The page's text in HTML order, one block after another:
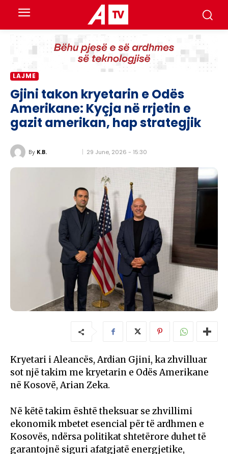
LAJME
Gjini takon kryetarin e Odës
Amerikane: Kyçja në rrjetin e
gazit amerikan, hap strategjik
By K.B. 29 June, 2026 - 15:30
Kryetari i Aleancës, Ardian Gjini, ka zhvilluar
sot një takim me kryetarin e Odës Amerikane
në Kosovë, Arian Zeka.
Në këtë takim është theksuar se zhvillimi
ekonomik mbetet esencial për të ardhmen e
Kosovës, ndërsa politikat shtetërore duhet të
garantojnë siguri afatgjatë energjetike,